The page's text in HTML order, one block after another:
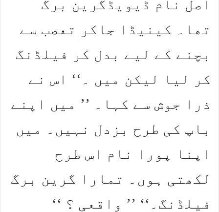
اصل نام ڈیویڈگرین برگ
تھا۔ کینیڈا جاکر تعصب سے
بچنے کے لیے بدل کر فیلڈنگ
کر لیا لیکن میں ۔‘‘ اس نے
ذرا جوش سے کہا۔ ’’ میں اپنے
باپ کی طرح بزدل نہیں۔ میں
اپنا پورا نام اس طرح
لکھتی ہوں۔ تمارا گرین برگ
فیلڈنگ۔‘‘ ’’ واقعی ؟ ‘‘